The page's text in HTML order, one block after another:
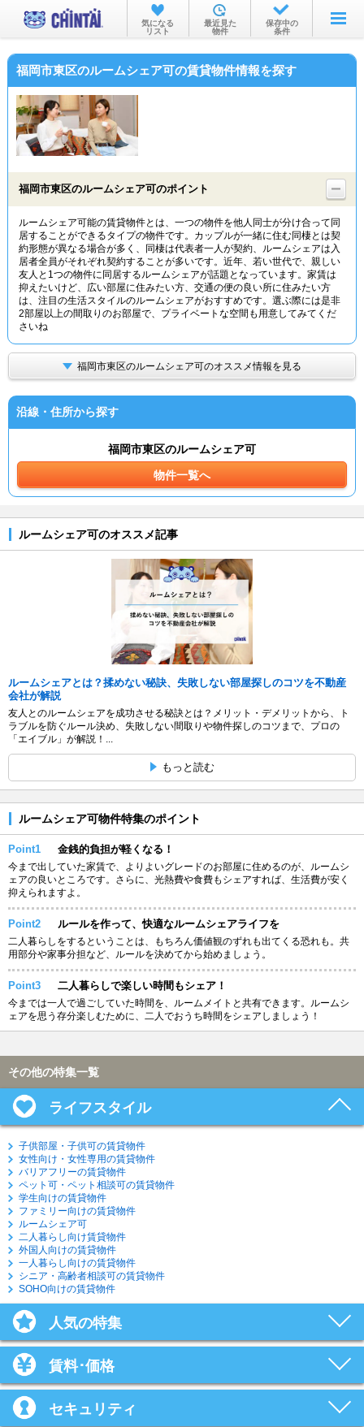
お部屋を探す
沿線・駅から
物件特集から
TOP
気になる
リスト
最近見た
物件
保存中の
条件
福岡市東区のルームシェア可の賃貸物件情報を探す
福岡市東区のルームシェア可のポイント
ルームシェア可能の賃貸物件とは、一つの物件を他人同士が分け合って同
居することができるタイプの物件です。カップルが一緒に住む同棲とは契
約形態が異なる場合が多く、同棲は代表者一人が契約、ルームシェアは入
居者全員がそれぞれ契約することが多いです。近年、若い世代で、親しい
友人と1つの物件に同居するルームシェアが話題となっています。家賃は
抑えたいけど、広い部屋に住みたい方、交通の便の良い所に住みたい方
は、注目の生活スタイルのルームシェアがおすすめです。選ぶ際には是非
2部屋以上の間取りのお部屋で、プライベートな空間も用意してみてくだ
さいね
福岡市東区のルームシェア可のオススメ情報を見る
沿線・住所から探す
福岡市東区のルームシェア可
物件一覧へ
ルームシェア可のオススメ記事
ルームシェアとは？揉めない秘訣、失敗しない部屋探しのコツを不動産
会社が解説
友人とのルームシェアを成功させる秘訣とは？メリット・デメリットから、ト
ラブルを防ぐルール決め、失敗しない間取りや物件探しのコツまで、プロの
「エイブル」が解説！...
もっと読む
ルームシェア可物件特集のポイント
Point1 金銭的負担が軽くなる！
今まで出していた家賃で、よりよいグレードのお部屋に住めるのが、ルームシ
ェアの良いところです。さらに、光熱費や食費もシェアすれば、生活費が安く
抑えられますよ。
Point2 ルールを作って、快適なルームシェアライフを
二人暮らしをするということは、もちろん価値観のずれも出てくる恐れも。共
用部分や家事分担など、ルールを決めてから始めましょう。
Point3 二人暮らしで楽しい時間もシェア！
今までは一人で過ごしていた時間を、ルームメイトと共有できます。ルームシ
ェアを思う存分楽しむために、二人でおうち時間をシェアしましょう！
その他の特集一覧
ライフスタイル
子供部屋・子供可の賃貸物件
女性向け・女性専用の賃貸物件
バリアフリーの賃貸物件
ペット可・ペット相談可の賃貸物件
学生向けの賃貸物件
ファミリー向けの賃貸物件
ルームシェア可
二人暮らし向け賃貸物件
外国人向けの賃貸物件
一人暮らし向けの賃貸物件
シニア・高齢者相談可の賃貸物件
SOHO向けの賃貸物件
人気の特集
賃料･価格
セキュリティ